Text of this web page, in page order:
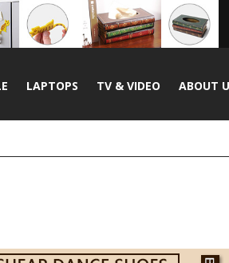
LAPTOPS TV & VIDEO ABOUT